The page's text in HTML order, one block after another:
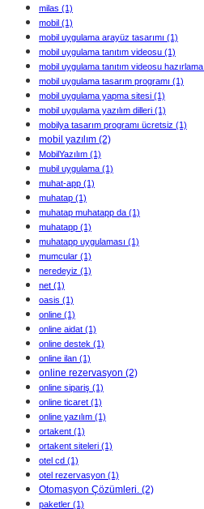
milas (1)
mobil (1)
mobil uygulama arayüz tasarımı (1)
mobil uygulama tanıtım videosu (1)
mobil uygulama tanıtım videosu hazırlama
mobil uygulama tasarım programı (1)
mobil uygulama yapma sitesi (1)
mobil uygulama yazılım dilleri (1)
mobilya tasarım programı ücretsiz (1)
mobil yazılım (2)
MobilYazılım (1)
mubil uygulama (1)
muhat-app (1)
muhatap (1)
muhatap muhatapp da (1)
muhatapp (1)
muhatapp uygulaması (1)
mumcular (1)
neredeyiz (1)
net (1)
oasis (1)
online (1)
online aidat (1)
online destek (1)
online ilan (1)
online rezervasyon (2)
online sipariş (1)
online ticaret (1)
online yazılım (1)
ortakent (1)
ortakent siteleri (1)
otel cd (1)
otel rezervasyon (1)
Otomasyon Çözümleri. (2)
paketler (1)